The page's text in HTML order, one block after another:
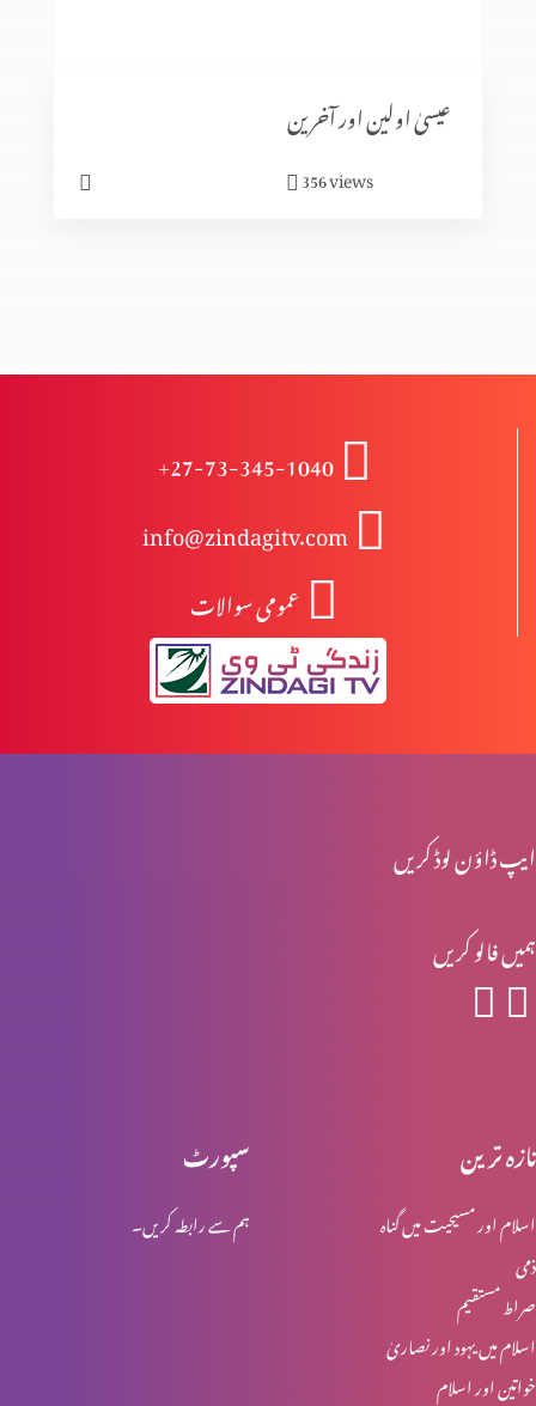
ابدی سلامتی
کیا آپ پریشان ہیں؟
مجھ گنہگار پر رحم فرما
آزادی اور غلامی
عیسیٰ اولین اور آخرین
356views
+27-73-345-1040
info@zindagitv.com
عمومی سوالات
ایپ ڈاؤن لوڈ کریں
ہمیں فالو کریں
سپورٹ
ہم سے رابطہ کریں۔
تازہ ترین
اسلام اور مسیحیت میں گناہ
ذمی
صراط مستقیم
اسلام میں یہود اور نصاریٰ
خواتین اور اسلام